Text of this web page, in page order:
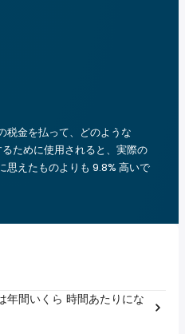
税金を払って、どのような
ために使用されると、実際の
思えたものよりも 9.8% 高いで
年間いくら 時間あたりにな